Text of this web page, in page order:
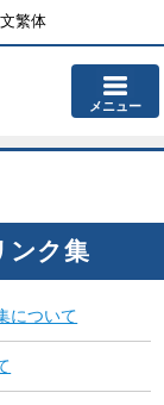
繁体
メニュー
ンク集
について